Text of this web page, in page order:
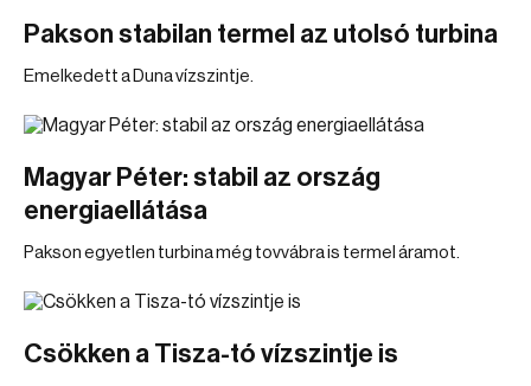
Pakson stabilan termel az utolsó turbina
Emelkedett a Duna vízszintje.
Magyar Péter: stabil az ország
energiaellátása
Pakson egyetlen turbina még tovvábra is termel áramot.
Csökken a Tisza-tó vízszintje is